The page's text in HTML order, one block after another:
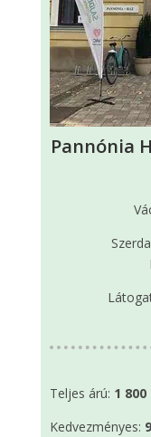
Pannónia
Teljes árú: 1 800
Kedvezményes: